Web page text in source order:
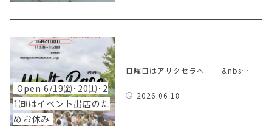
Open 6/19㈮･20㈯･2
1㈰はイベント出店のた
めお休み
日曜日はアリタセラへ &nbs…
2026.06.18